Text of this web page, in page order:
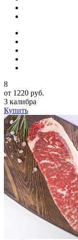
8
от 1220 руб.
3 калибра
Купить